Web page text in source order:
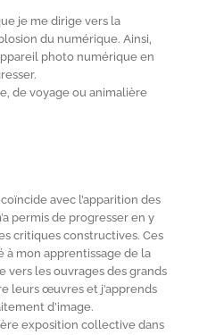
je me dirige vers la
du numérique. Ainsi,
photo numérique en
de voyage ou animalière
avec l’apparition des
permis de progresser en y
critiques constructives. Ces
mon apprentissage de la
vers les ouvrages des grands
leurs œuvres et j’apprends
d’image.
exposition collective dans